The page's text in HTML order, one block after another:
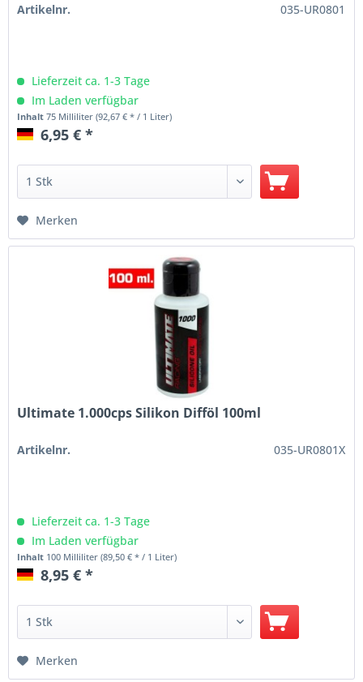
Artikelnr. 035-UR0801
Lieferzeit ca. 1-3 Tage
Im Laden verfügbar
Inhalt75 Milliliter(92,67 € * / 1 Liter)
6,95 € *
Merken
Ultimate 1.000cps Silikon Difföl 100ml
Artikelnr. 035-UR0801X
Lieferzeit ca. 1-3 Tage
Im Laden verfügbar
Inhalt 100 Milliliter(89,50 € * / 1 Liter)
8,95 € *
Merken